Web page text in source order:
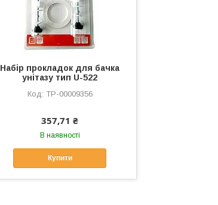
Набір прокладок для бачка
унітазу тип U-522
ТР-00009356
357,71 ₴
В наявності
Купити